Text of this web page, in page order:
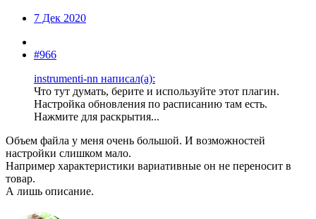
7 Дек 2020
#966
instrumenti-nn написал(а):
Что тут думать, берите и используйте этот плагин.
Настройка обновления по расписанию там есть.
Нажмите для раскрытия...
Объем файла у меня очень большой. И возможностей
настройки слишком мало.
Например характеристики вариативные он не переносит в
товар.
А лишь описание.